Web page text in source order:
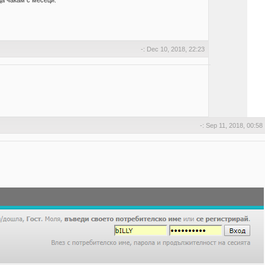
-: Dec 10, 2018, 22:23
-: Sep 11, 2018, 00:58